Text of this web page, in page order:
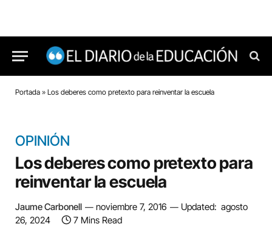
Portada » Los deberes como pretexto para reinventar la escuela
OPINIÓN
Los deberes como pretexto para
reinventar la escuela
Jaume Carbonell noviembre 7, 2016 Updated: agosto
26, 2024
7 Mins Read